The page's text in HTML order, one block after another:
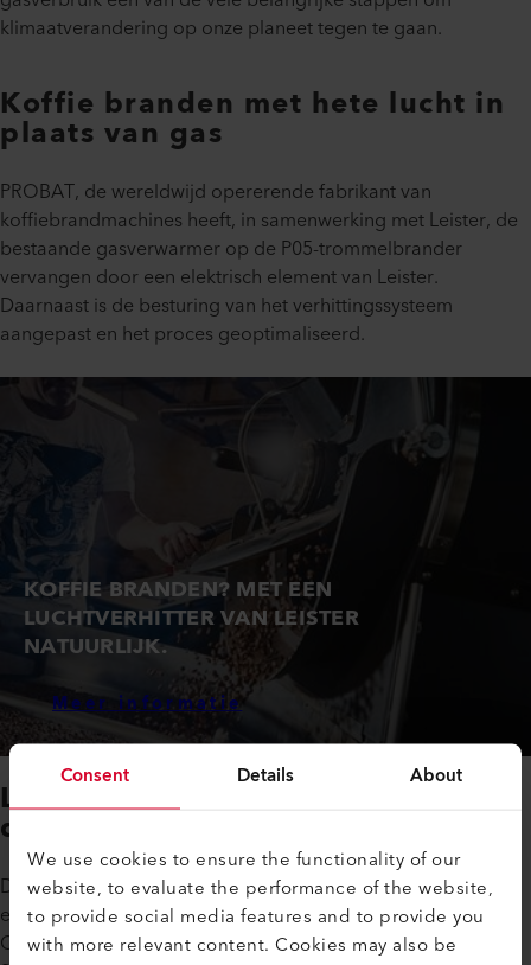
Consent Details About
We use cookies to ensure the functionality of our
website, to evaluate the performance of the website,
to provide social media features and to provide you
with more relevant content. Cookies may also be
klimaatverandering op onze planeet tegen te gaan.
Koffie branden met hete lucht in
plaats van gas
PROBAT, de wereldwijd opererende fabrikant van
koffiebrandmachines heeft, in samenwerking met Leister, de
bestaande gasverwarmer op de P05-trommelbrander
vervangen door een elektrisch element van Leister.
Daarnaast is de besturing van het verhittingssysteem
aangepast en het proces geoptimaliseerd.
KOFFIE BRANDEN? MET EEN
LUCHTVERHITTER VAN LEISTER
NATUURLIJK.
Meer informatie
Leister gebruikt uitsluitend
duurzame elektriciteit
De Leister Group is sinds januari 2022 voor de
energievoorziening van zijn drie vestigingen in het kanton
Obwalden volledig overgestapt op herbruikbare energie.